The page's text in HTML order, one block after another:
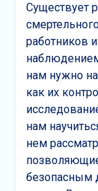
Существует
работников
нам нужно
как их
нам
нем
безопасным